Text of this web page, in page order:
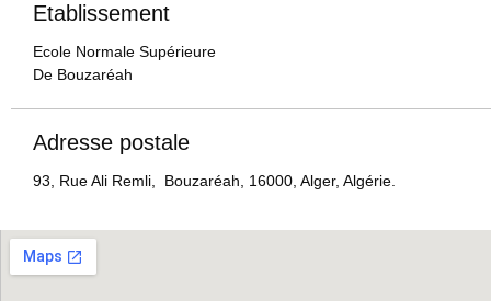
Etablissement
Ecole Normale Supérieure
De Bouzaréah
Adresse postale
93, Rue Ali Remli, Bouzaréah, 16000, Alger, Algérie.